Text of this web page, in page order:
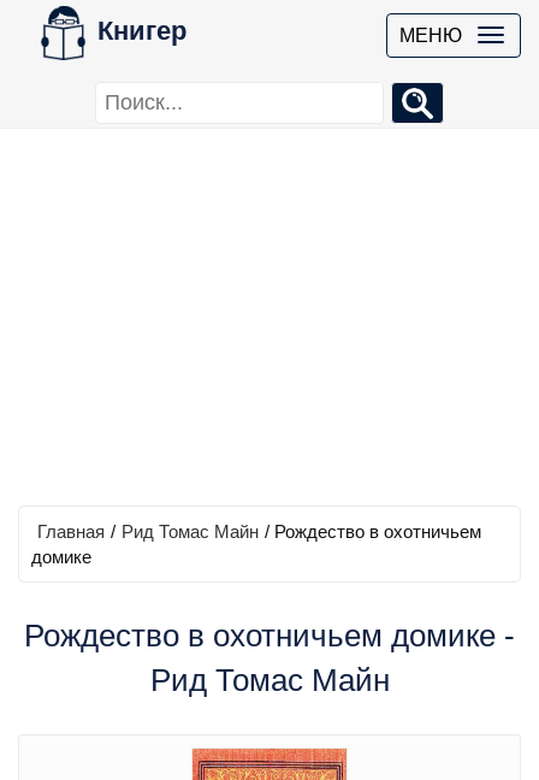
Книгер МЕНЮ
Главная / Рид Томас Майн / Рождество в охотничьем
домике
Рождество в охотничьем домике -
Рид Томас Майн